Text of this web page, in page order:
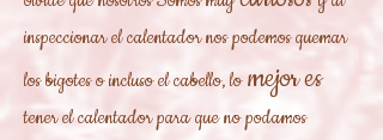
inspeccionar el calentador nos podemos quemar
los bigotes o incluso el cabello, lo mejor es
tener el calentador para que no podamos